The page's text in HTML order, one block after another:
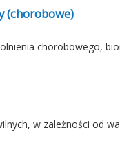
(chorobowe)
chorobowego,
w zależności od